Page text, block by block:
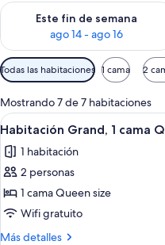
Este fin de semana
ago 14 - ago 16
Consulta la disponibilidad
Filtros
disponibles
para
las
habitaciones
Todas las habitaciones 1 cama 2
Mostrando 7 de 7 habitaciones
Ver
todas
las
fotos
de
Habitación
Grand,
8
Habitación Grand, 1 cama
1 habitación
2 personas
1 cama Queen size
Wifi gratuito
Más detalles
Más